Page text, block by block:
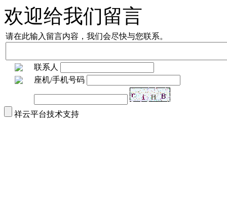
欢迎给我们留言
请在此输入留言内容，我们会尽快与您联系。
联系人
座机/手机号码
祥云平台技术支持